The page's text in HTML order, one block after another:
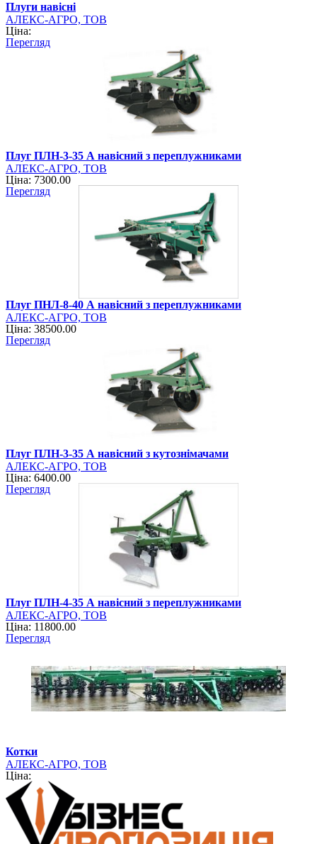
Плуги навісні
АЛЕКС-АГРО, ТОВ
Ціна:
Перегляд
Плуг ПЛН-3-35 А навісний з переплужниками
АЛЕКС-АГРО, ТОВ
Ціна: 7300.00
Перегляд
Плуг ПНЛ-8-40 А навісний з переплужниками
АЛЕКС-АГРО, ТОВ
Ціна: 38500.00
Перегляд
Плуг ПЛН-3-35 А навісний з кутознімачами
АЛЕКС-АГРО, ТОВ
Ціна: 6400.00
Перегляд
Плуг ПЛН-4-35 А навісний з переплужниками
АЛЕКС-АГРО, ТОВ
Ціна: 11800.00
Перегляд
Котки
АЛЕКС-АГРО, ТОВ
Ціна: